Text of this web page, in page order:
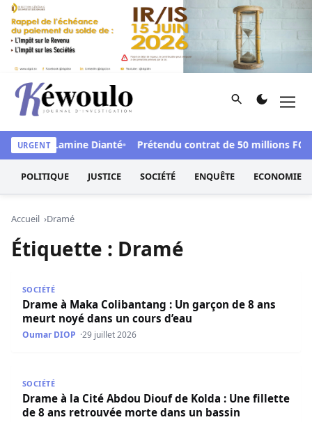
Aller au contenu
Kéwoulo, le premier site d'information et d'investigation
Rechercher
URGENTLamine Dianté Prétendu contrat de 50 millions FCFA
POLITIQUE JUSTICE SOCIÉTÉ ENQUÊTE ECONOMIE
Accueil Dramé
Étiquette : Dramé
SOCIÉTÉ
Drame à Maka Colibantang : Un garçon de 8 ans
meurt noyé dans un cours d’eau
Oumar DIOP 29 juillet 2026
SOCIÉTÉ
Drame à la Cité Abdou Diouf de Kolda : Une fillette
de 8 ans retrouvée morte dans un bassin